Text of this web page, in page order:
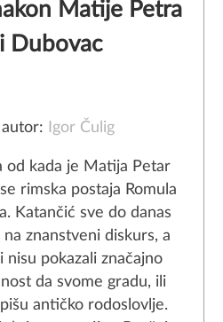
Matije Petra
Dubovac
autor: Igor Čulig
od kada je Matija Petar
rimska postaja Romula
Katančić sve do danas
znanstveni diskurs, a
nisu pokazali značajno
da svome gradu, ili
antičko rodoslovlje.